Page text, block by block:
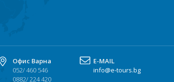
Офис Варна
052/ 460 546
0882/ 224 420
Е-MAIL
info@e-tours.bg